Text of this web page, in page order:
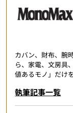
カバン、財布、腕
ら、家電、文房具
値あるモノ」だけ
執筆記事一覧